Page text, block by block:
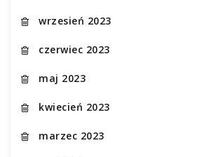
wrzesień 2023
czerwiec 2023
maj 2023
kwiecień 2023
marzec 2023